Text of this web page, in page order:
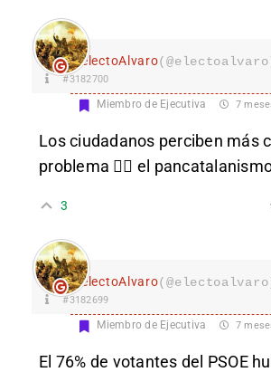
electoAlvaro
#3182700
Miembro de Ejecutiva 7
Los ciudadanos perciben más
problema 😵‍💫 el
3
electoAlvaro
#3182699
Miembro de Ejecutiva 7
El 76% de votantes del PSOE